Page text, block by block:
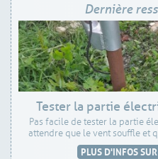
Dernière
Tester la partie
Pas facile de tester la partie
attendre que le vent souffle et
PLUS D'INFOS